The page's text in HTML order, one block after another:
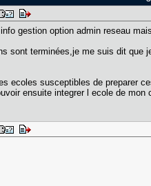
gestion option admin reseau
sont terminées,je me suis dit que
ecoles susceptibles de preparer
ensuite integrer l ecole de mon